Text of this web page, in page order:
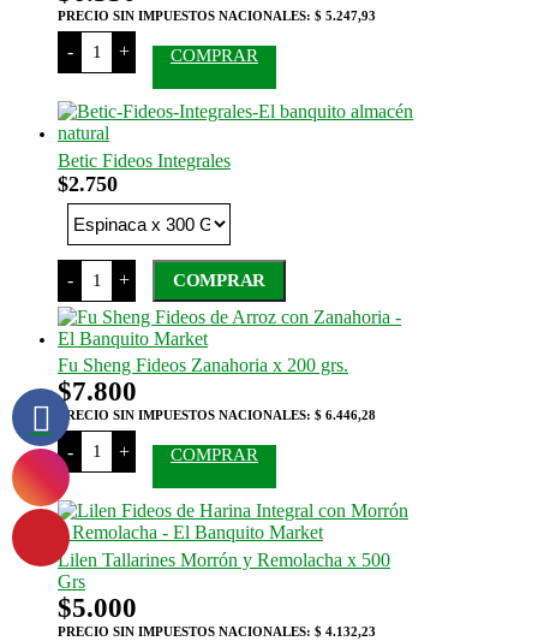
PRECIO SIN IMPUESTOS NACIONALES: $ 5.247,93
-
Mamy
Penne
Rigate
250
Grs
cantidad
+ COMPRAR
Betic Fideos Integrales
$2.750
-
Betic
Fideos
Integrales
cantidad
+
COMPRAR
Este
producto
tiene
varias
variantes.
Las
opciones
se
pueden
elegir
en
la
página
del
producto
Fu Sheng Fideos Zanahoria x 200 grs.
$7.800
PRECIO SIN IMPUESTOS NACIONALES: $ 6.446,28
-
Fu
Sheng
Fideos
Zanahoria
x
200
grs.
cantidad
+ COMPRAR
Lilen Tallarines Morrón y Remolacha x 500
Grs
$5.000
PRECIO SIN IMPUESTOS NACIONALES: $ 4.132,23